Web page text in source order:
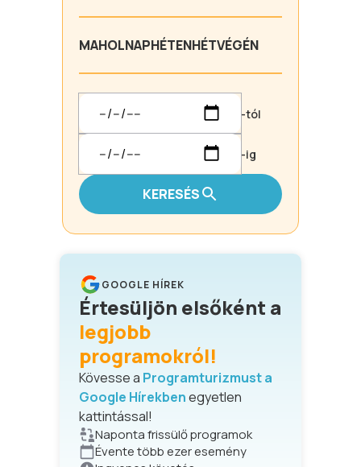
MAHOLNAPHÉTENHÉTVÉGÉN
-tól
-ig
KERESÉS
GOOGLE HÍREK
Értesüljön elsőként a
legjobb
programokról!
Kövesse a Programturizmust a
Google Hírekbenegyetlen
kattintással!
Naponta frissülő programok
Évente több ezer esemény